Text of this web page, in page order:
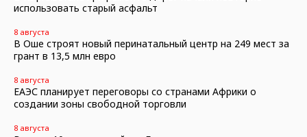
использовать старый асфальт
8 августа
В Оше строят новый перинатальный центр на 249 мест за
грант в 13,5 млн евро
8 августа
ЕАЭС планирует переговоры со странами Африки о
создании зоны свободной торговли
8 августа